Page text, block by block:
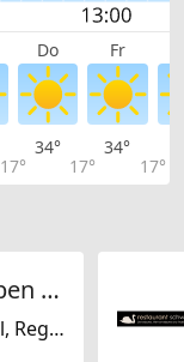
Do Fr
17°
34°
17°
34°
17°
Fischereipark Worben AG
Schweizerisch, Saisonal, Regional